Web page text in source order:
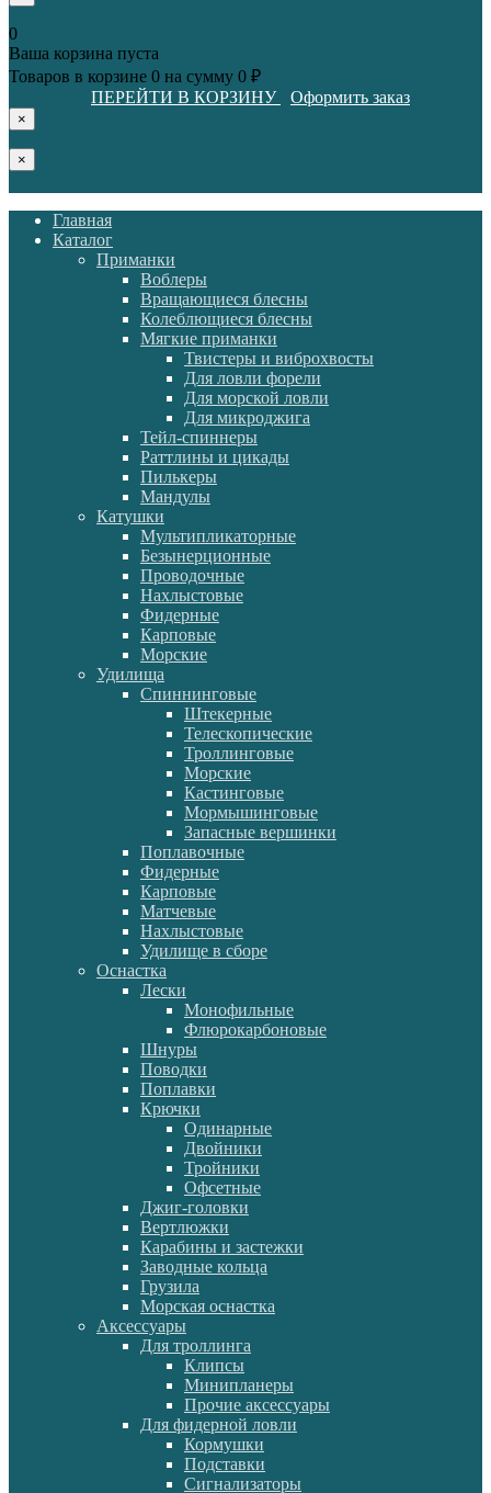
0
Ваша корзина пуста
Товаров в корзине 0 на сумму 0 ₽
ПЕРЕЙТИ В КОРЗИНУ
Оформить заказ
×
×
Главная
Каталог
Приманки
Воблеры
Вращающиеся блесны
Колеблющиеся блесны
Мягкие приманки
Твистеры и виброхвосты
Для ловли форели
Для морской ловли
Для микроджига
Тейл-спиннеры
Раттлины и цикады
Пилькеры
Мандулы
Катушки
Мультипликаторные
Безынерционные
Проводочные
Нахлыстовые
Фидерные
Карповые
Морские
Удилища
Спиннинговые
Штекерные
Телескопические
Троллинговые
Морские
Кастинговые
Мормышинговые
Запасные вершинки
Поплавочные
Фидерные
Карповые
Матчевые
Нахлыстовые
Удилище в сборе
Оснастка
Лески
Монофильные
Флюрокарбоновые
Шнуры
Поводки
Поплавки
Крючки
Одинарные
Двойники
Тройники
Офсетные
Джиг-головки
Вертлюжки
Карабины и застежки
Заводные кольца
Грузила
Морская оснастка
Аксессуары
Для троллинга
Клипсы
Минипланеры
Прочие аксессуары
Для фидерной ловли
Кормушки
Подставки
Сигнализаторы